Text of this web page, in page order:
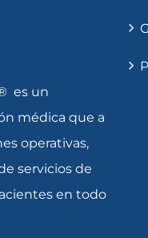
es un
médica que a
operativas,
servicios de
en todo